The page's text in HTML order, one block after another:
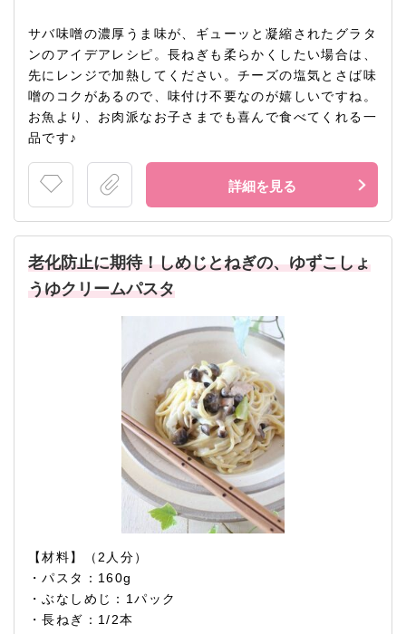
サバ味噌の濃厚うま味が、ギューッと凝縮されたグラタ
ンのアイデアレシピ。長ねぎも柔らかくしたい場合は、
先にレンジで加熱してください。チーズの塩気とさば味
噌のコクがあるので、味付け不要なのが嬉しいですね。
お魚より、お肉派なお子さまでも喜んで食べてくれる一
品です♪
詳細を見る
老化防止に期待！しめじとねぎの、ゆずこしょ
うゆクリームパスタ
【材料】（2人分）
・パスタ：160g
・ぶなしめじ：1パック
・長ねぎ：1/2本